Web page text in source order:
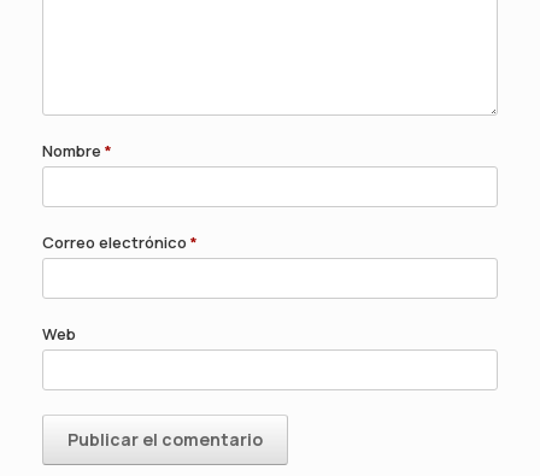
Nombre *
Correo electrónico *
Web